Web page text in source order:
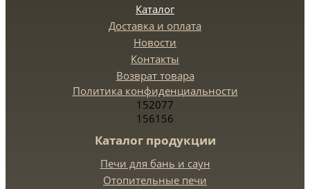
Каталог
Доставка и оплата
Новости
Контакты
Возврат товара
Политика конфиденциальности
152077
156156
Каталог продукции
Печи для бань и саун
Отопительные печи